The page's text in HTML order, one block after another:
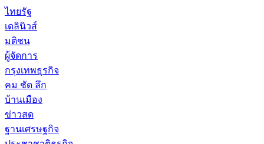
ไทยรัฐ
เดลินิวส์
มติชน
ผู้จัดการ
กรุงเทพธุรกิจ
คม ชัด ลึก
บ้านเมือง
ข่าวสด
ฐานเศรษฐกิจ